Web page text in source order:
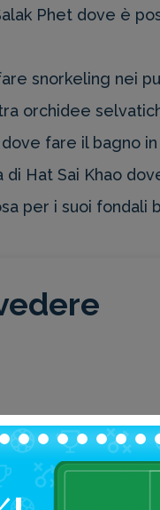
Phet dove è
snorkeling nei
orchidee
fare il bagno
Hat Sai Khao
per i suoi fondali